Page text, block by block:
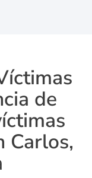
de
Carlos,